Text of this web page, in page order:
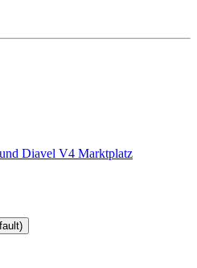
Diavel V4 Marktplatz